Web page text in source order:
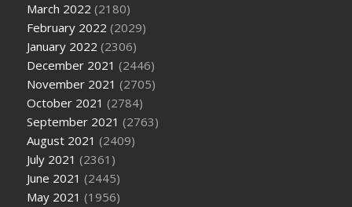
March 2022 (2180)
February 2022 (2029)
January 2022 (2306)
December 2021 (2446)
November 2021 (2705)
October 2021 (2784)
September 2021 (2763)
August 2021 (2409)
July 2021 (2361)
June 2021 (2445)
May 2021 (1956)